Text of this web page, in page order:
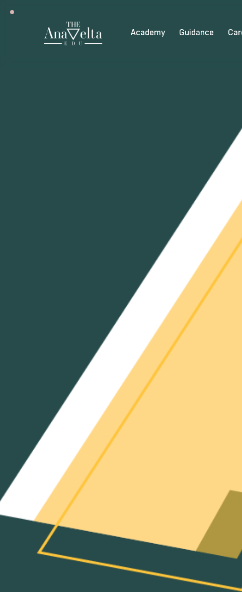
Academy Guidance